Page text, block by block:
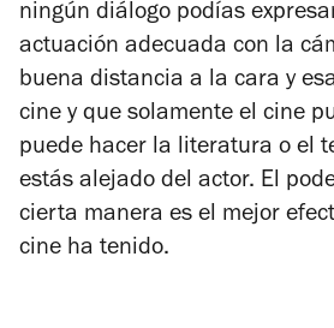
ningún diálogo podías
actuación adecuada con la
buena distancia a la cara y
cine y que solamente el cine
puede hacer la literatura o el
estás alejado del actor. El
cierta manera es el mejor
cine ha tenido.